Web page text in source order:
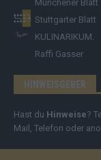
Münchener Blatt
Stuttgarter Blatt
KULINARIKUM.
Raffi Gasser
HINWEISGEBER
Hast du Hinweise?
Mail, Telefon oder